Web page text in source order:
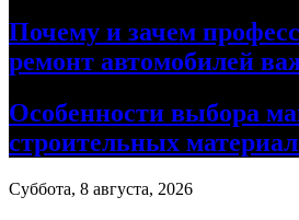
Почему и зачем
ремонт автомобилей
Особенности выбора
строительных
Суббота, 8 августа, 2026